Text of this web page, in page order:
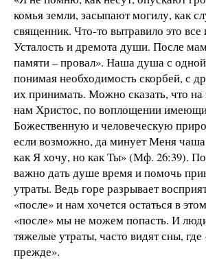
комья земли, засыпают могилу, как
священник. Что-то вытравило это все
Усталость и дремота души. После
памяти – провал». Наша душа с
понимая необходимость скорбей, с
их принимать. Можно сказать, что на
нам Христос, по воплощении
Божественную и человеческую
если возможно, да минует Меня
как Я хочу, но как Ты» (Мф. 26:39).
важно дать душе время и помочь
утраты. Ведь горе разрывает
«после» и нам хочется остаться в
«после» мы не можем попасть. И
тяжелые утраты, часто видят сны, где
прежде».